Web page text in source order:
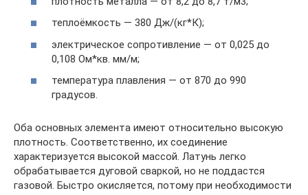
теплоёмкость — 380 Дж/(кг*К);
электрическое сопротивление — от 0,025 до
0,108 Ом*кв. мм/м;
температура плавления — от 870 до 990
градусов.
Оба основных элемента имеют относительно высокую
плотность. Соответственно, их соединение
характеризуется высокой массой. Латунь легко
обрабатывается дуговой сваркой, но не поддастся
газовой. Быстро окисляется, потому при необходимости